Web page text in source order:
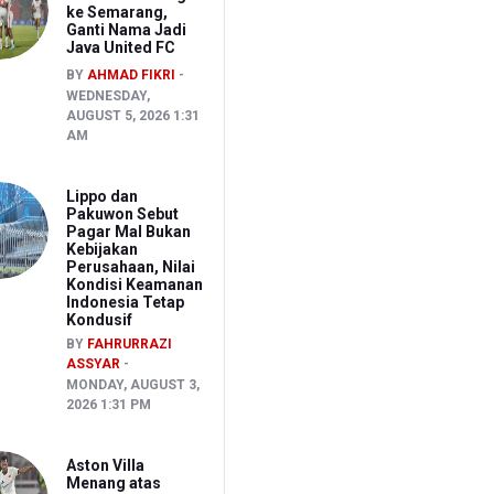
ke Semarang,
Ganti Nama Jadi
Java United FC
BY AHMAD FIKRI
WEDNESDAY,
AUGUST 5, 2026 1:31
AM
Lippo dan
Pakuwon Sebut
Pagar Mal Bukan
Kebijakan
Perusahaan, Nilai
Kondisi Keamanan
Indonesia Tetap
Kondusif
BY FAHRURRAZI
ASSYAR
MONDAY, AUGUST 3,
2026 1:31 PM
Aston Villa
Menang atas